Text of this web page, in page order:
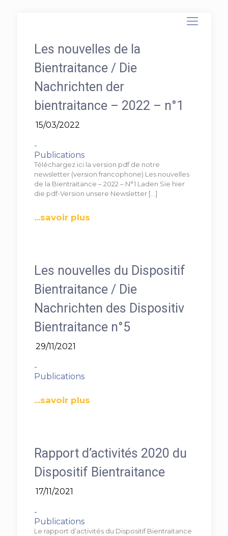
Les nouvelles de la
Bientraitance / Die
Nachrichten der
bientraitance – 2022 – n°1
15/03/2022
-
Publications
Téléchargez ici la version pdf de notre
newsletter (version francophone) Les nouvelles
de la Bientraitance – 2022 – N°1 Laden Sie hier
die pdf-Version unsere Newsletter[…]
...savoir plus
Les nouvelles du Dispositif
Bientraitance / Die
Nachrichten des Dispositiv
Bientraitance n°5
29/11/2021
-
Publications
...savoir plus
Rapport d’activités 2020 du
Dispositif Bientraitance
17/11/2021
-
Publications
Le rapport d’activités du Dispositif Bientraitance